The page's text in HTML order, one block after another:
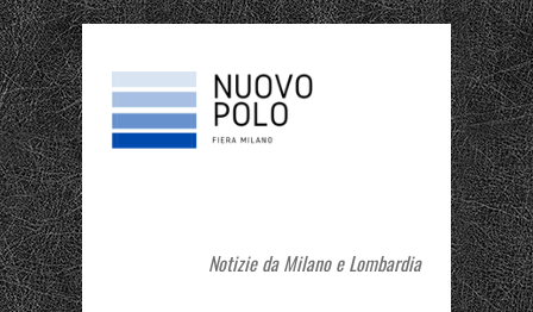
Notizie da Milano e Lombardia